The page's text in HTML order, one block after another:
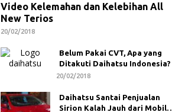
Video Kelemahan dan Kelebihan All
New Terios
20/02/2018
Belum Pakai CVT, Apa yang
Ditakuti Daihatsu Indonesia?
20/02/2018
Daihatsu Santai Penjualan
Sirion Kalah Jauh dari Mobil